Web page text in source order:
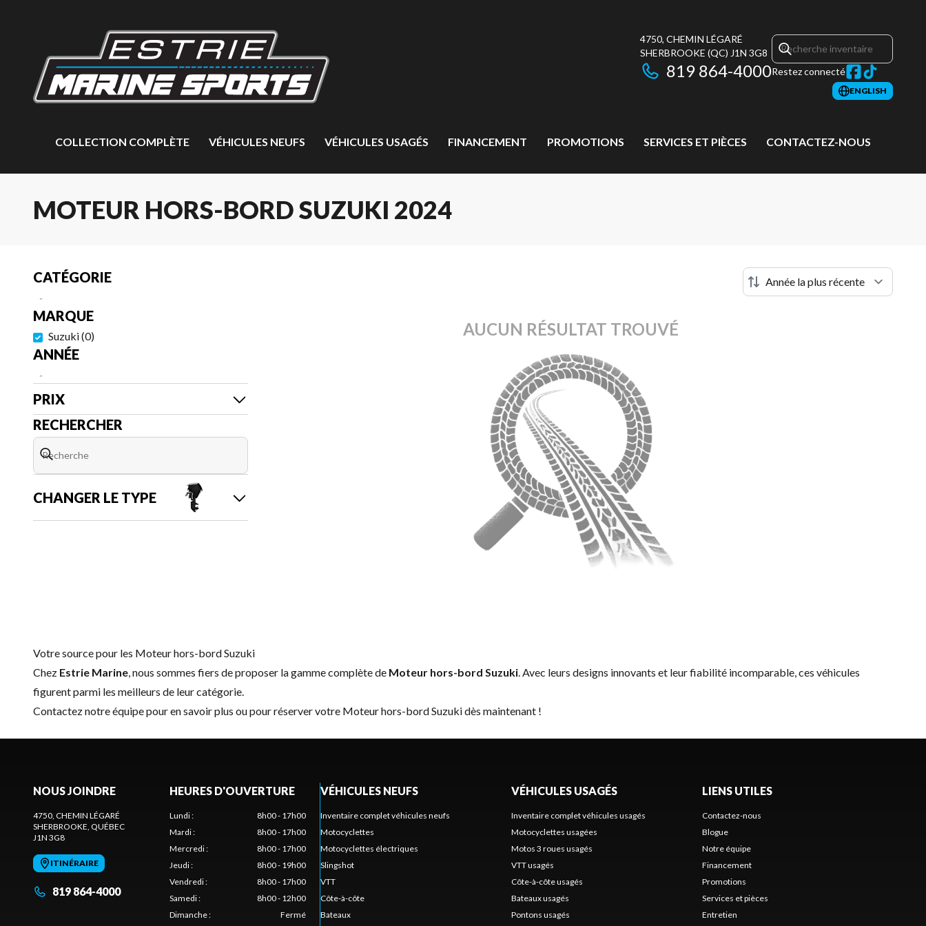
4750, CHEMIN LÉGARÉ
SHERBROOKE (QC) J1N 3G8
819 864-4000Restez connecté
ENGLISH
COLLECTION COMPLÈTE VÉHICULES NEUFS VÉHICULES USAGÉS FINANCEMENT PROMOTIONS SERVICES ET PIÈCES CONTACTEZ-NOUS
MOTEUR HORS-BORD SUZUKI 2024
CATÉGORIE
-
MARQUE
Suzuki(0)
ANNÉE
-
PRIX
RECHERCHER
CHANGER LE TYPE
AUCUN RÉSULTAT TROUVÉ
Votre source pour les Moteur hors-bord Suzuki
Chez Estrie Marine, nous sommes fiers de proposer la gamme complète de Moteur hors-bord Suzuki. Avec leurs designs innovants et leur fiabilité incomparable, ces véhicules
figurent parmi les meilleurs de leur catégorie.
Contactez notre équipepour en savoir plus ou pour réserver votre Moteur hors-bord Suzuki dès maintenant !
NOUS JOINDRE
4750, CHEMIN LÉGARÉ
SHERBROOKE, QUÉBEC
J1N 3G8
ITINÉRAIRE
819 864-4000
HEURES D'OUVERTURE
Lundi:
8h00 - 17h00
Mardi:
8h00 - 17h00
Mercredi:
8h00 - 17h00
Jeudi:
8h00 - 19h00
Vendredi:
8h00 - 17h00
Samedi:
8h00 - 12h00
Dimanche: Fermé
VÉHICULES NEUFS
Inventaire complet véhicules neufs
Motocyclettes
Motocyclettes électriques
Slingshot
VTT
Côte-à-côte
Bateaux
VÉHICULES USAGÉS
Inventaire complet véhicules usagés
Motocyclettes usagées
Motos 3 roues usagés
VTT usagés
Côte-à-côte usagés
Bateaux usagés
Pontons usagés
LIENS UTILES
Contactez-nous
Blogue
Notre équipe
Financement
Promotions
Services et pièces
Entretien